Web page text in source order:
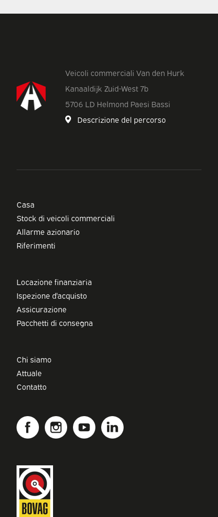
Veicoli commerciali Van den Hurk
Kanaaldijk Zuid-West 7b
5706 LD Helmond Paesi Bassi
Descrizione del percorso
Casa
Stock di veicoli commerciali
Allarme azionario
Riferimenti
Locazione finanziaria
Ispezione d'acquisto
Assicurazione
Pacchetti di consegna
Chi siamo
Attuale
Contatto